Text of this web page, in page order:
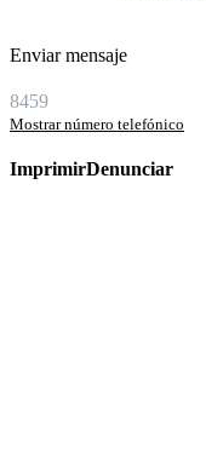
Enviar mensaje
8459
Mostrar número telefónico
ImprimirDenunciar